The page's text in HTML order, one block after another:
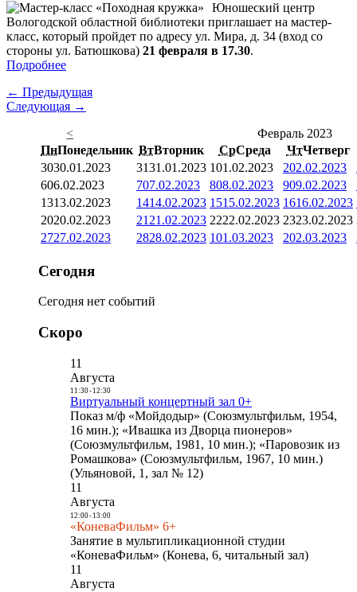
Юношеский центр
Вологодской областной библиотеки приглашает на мастер-
класс, который пройдет по адресу ул. Мира, д. 34 (вход со
стороны ул. Батюшкова) 21 февраля в 17.30.
Подробнее
← Предыдущая
Следующая →
<
Февраль 2023
ПнПонедельник ВтВторник СрСреда ЧтЧетверг
3030.01.2023 3131.01.2023 101.02.2023 202.02.2023
606.02.2023 707.02.2023 808.02.2023 909.02.2023
1313.02.2023 1414.02.2023 1515.02.2023 1616.02.2023
2020.02.2023 21 21.02.2023 2222.02.2023 2323.02.2023
2727.02.2023 2828.02.2023 101.03.2023 202.03.2023
Сегодня
Сегодня нет событий
Скоро
11
Августа
11:30- 12:30
Виртуальный концертный зал 0+
Показ м/ф «Мойдодыр» (Союзмультфильм, 1954,
16 мин.); «Ивашка из Дворца пионеров»
(Союзмультфильм, 1981, 10 мин.); «Паровозик из
Ромашкова» (Союзмультфильм, 1967, 10 мин.)
(Ульяновой, 1, зал № 12)
11
Августа
12:00- 13:00
«КоневаФильм» 6+
Занятие в мультипликационной студии
«КоневаФильм» (Конева, 6, читальный зал)
11
Августа